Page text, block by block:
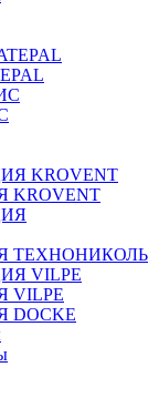
ТЕХНОНИКОЛЬ